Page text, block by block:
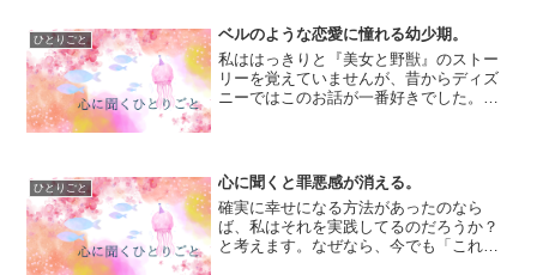
くと思い出すのは、同居していた祖母の
ことです。祖母は最終的に...
ひとりごと
ベルのような恋愛に憧れる幼少期。
私ははっきりと『美女と野獣』のストー
リーを覚えていませんが、昔からディズ
ニーではこのお話が一番好きでした。多
番は、あの明るく美しく聡...
ひとりごと
心に聞くと罪悪感が消える。
確実に幸せになる方法があったのなら
ば、私はそれを実践してるのだろうか？
と考えます。なぜなら、今でも「これを